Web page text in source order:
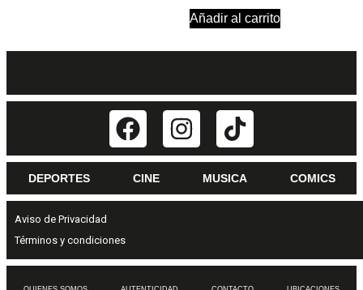
Añadir al carrito
DEPORTES CINE MUSICA COMICS
Aviso de Privacidad
Términos y condiciones